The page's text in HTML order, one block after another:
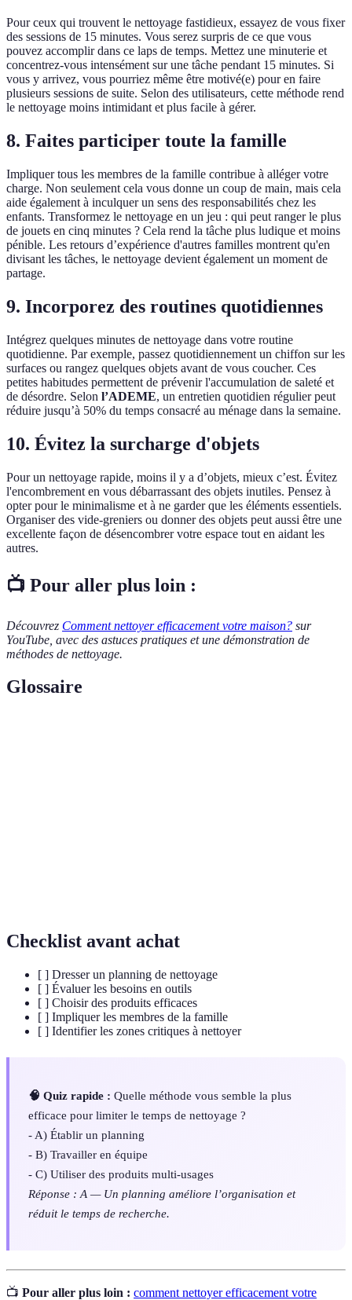
Pour ceux qui trouvent le nettoyage fastidieux, essayez de vous fixer
des sessions de 15 minutes. Vous serez surpris de ce que vous
pouvez accomplir dans ce laps de temps. Mettez une minuterie et
concentrez-vous intensément sur une tâche pendant 15 minutes. Si
vous y arrivez, vous pourriez même être motivé(e) pour en faire
plusieurs sessions de suite. Selon des utilisateurs, cette méthode rend
le nettoyage moins intimidant et plus facile à gérer.
8. Faites participer toute la famille
Impliquer tous les membres de la famille contribue à alléger votre
charge. Non seulement cela vous donne un coup de main, mais cela
aide également à inculquer un sens des responsabilités chez les
enfants. Transformez le nettoyage en un jeu : qui peut ranger le plus
de jouets en cinq minutes ? Cela rend la tâche plus ludique et moins
pénible. Les retours d’expérience d'autres familles montrent qu'en
divisant les tâches, le nettoyage devient également un moment de
partage.
9. Incorporez des routines quotidiennes
Intégrez quelques minutes de nettoyage dans votre routine
quotidienne. Par exemple, passez quotidiennement un chiffon sur les
surfaces ou rangez quelques objets avant de vous coucher. Ces
petites habitudes permettent de prévenir l'accumulation de saleté et
de désordre. Selon l’ADEME, un entretien quotidien régulier peut
réduire jusqu’à 50% du temps consacré au ménage dans la semaine.
10. Évitez la surcharge d'objets
Pour un nettoyage rapide, moins il y a d’objets, mieux c’est. Évitez
l'encombrement en vous débarrassant des objets inutiles. Pensez à
opter pour le minimalisme et à ne garder que les éléments essentiels.
Organiser des vide-greniers ou donner des objets peut aussi être une
excellente façon de désencombrer votre espace tout en aidant les
autres.
📺 Pour aller plus loin :
Découvrez Comment nettoyer efficacement votre maison? sur
YouTube, avec des astuces pratiques et une démonstration de
méthodes de nettoyage.
Glossaire
Checklist avant achat
[ ] Dresser un planning de nettoyage
[ ] Évaluer les besoins en outils
[ ] Choisir des produits efficaces
[ ] Impliquer les membres de la famille
[ ] Identifier les zones critiques à nettoyer
🧠 Quiz rapide : Quelle méthode vous semble la plus
efficace pour limiter le temps de nettoyage ?
- A) Établir un planning
- B) Travailler en équipe
- C) Utiliser des produits multi-usages
Réponse : A — Un planning améliore l’organisation et
réduit le temps de recherche.
📺 Pour aller plus loin : comment nettoyer efficacement votre